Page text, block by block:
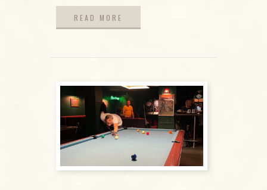
READ MORE